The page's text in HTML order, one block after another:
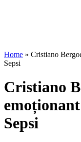
Home » Cristiano
Sepsi
Cristiano
Sepsi